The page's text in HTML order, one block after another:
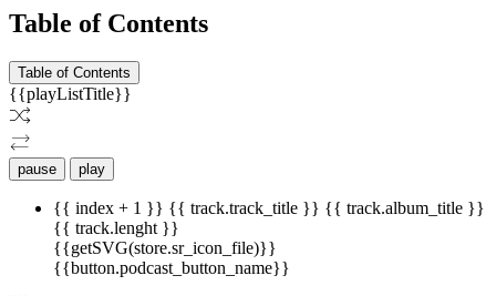
Table of Contents
Table of Contents
{{playListTitle}}
pause play
{{ index + 1 }} {{ track.track_title }} {{ track.album_title }}
{{ track.lenght }}
{{getSVG(store.sr_icon_file)}}
{{button.podcast_button_name}}